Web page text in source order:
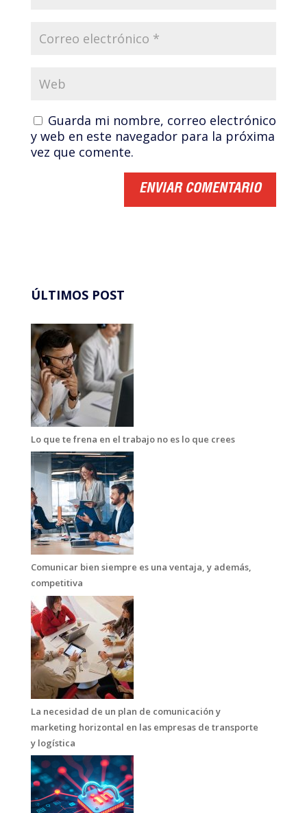
Guarda mi nombre, correo electrónico
y web en este navegador para la próxima
vez que comente.
ÚLTIMOS POST
Lo que te frena en el trabajo no es lo que crees
Comunicar bien siempre es una ventaja, y además,
competitiva
La necesidad de un plan de comunicación y
marketing horizontal en las empresas de transporte
y logística